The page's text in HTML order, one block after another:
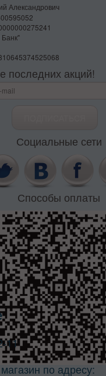
Александрович
последних акций!
Социальные сети
Способы оплаты
11
по адресу: